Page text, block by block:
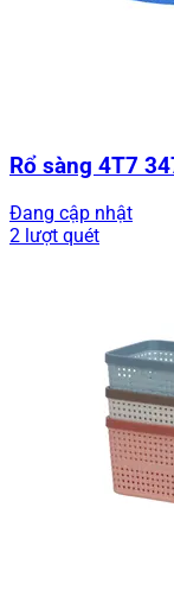
Rổ sàng 4T7
Đang cập nhật
2 lượt quét